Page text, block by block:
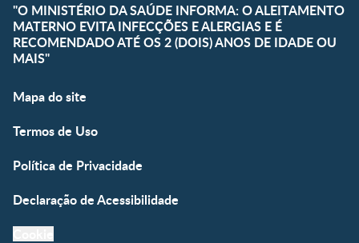
"O MINISTÉRIO DA SAÚDE INFORMA: O ALEITAMENTO
MATERNO EVITA INFECÇÕES E ALERGIAS E É
RECOMENDADO ATÉ OS 2 (DOIS) ANOS DE IDADE OU
MAIS"
Mapa do site
Termos de Uso
Política de Privacidade
Declaração de Acessibilidade